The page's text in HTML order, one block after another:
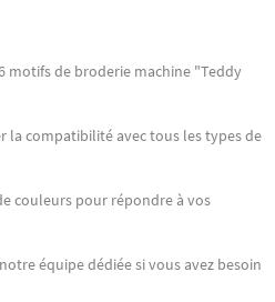
motifs de broderie machine "Teddy
la compatibilité avec tous les types de
couleurs pour répondre à vos
notre équipe dédiée si vous avez besoin